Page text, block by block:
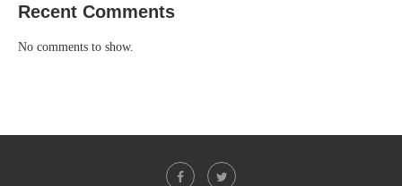
Recent Comments
No comments to show.